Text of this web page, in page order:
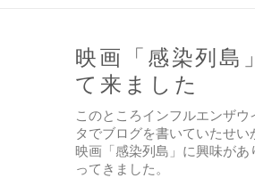
映画「感染列島
て来ました
このところインフルエンザウ
タでブログを書いていたせい
映画「感染列島」に興味があ
ってきました。